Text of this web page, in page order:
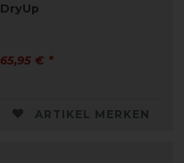
DryUp
65,95 € *
ARTIKEL MERKEN